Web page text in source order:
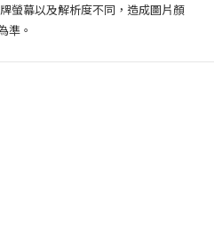
螢幕以及解析度不同，造成圖片顏
準。